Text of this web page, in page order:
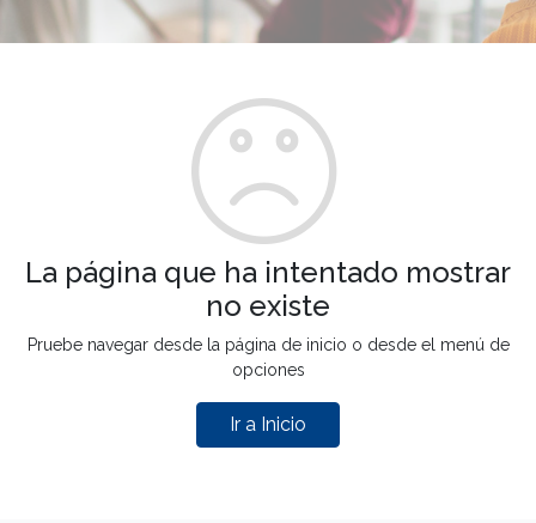
La página que ha intentado mostrar
no existe
Pruebe navegar desde la página de inicio o desde el menú de
opciones
Ir a Inicio